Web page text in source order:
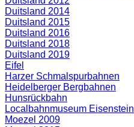
Duitsland 2014
Duitsland 2015
Duitsland 2016
Duitsland 2018
Duitsland 2019
Eifel
Harzer Schmalspurbahnen
Heidelberger Bergbahnen
Hunsrückbahn
Localbahnmuseum Eisenstein
Moezel 2009